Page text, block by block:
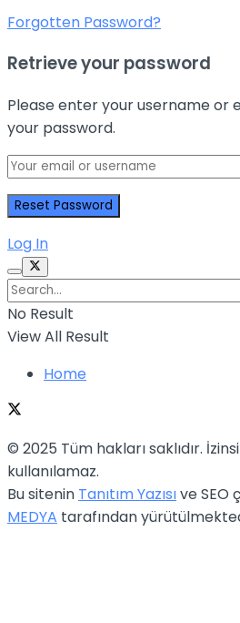
Forgotten Password?
Retrieve your password
Please enter your username or
your password.
Log In
No Result
View All Result
Home
© 2025 Tüm hakları saklıdır.
kullanılamaz.
Bu sitenin Tanıtım Yazısıve SEO
MEDYA tarafından